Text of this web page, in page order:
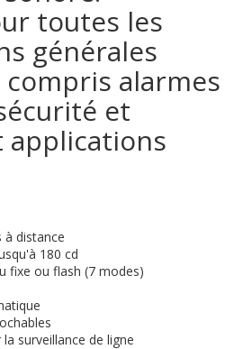
toutes les
générales
compris alarmes
et
applications
à distance
180 cd
fixe ou flash (7 modes)
surveillance de ligne